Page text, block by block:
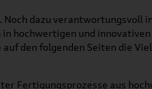
dazu verantwortungsvoll
hochwertigen und
den folgenden Seiten die
Fertigungsprozesse aus